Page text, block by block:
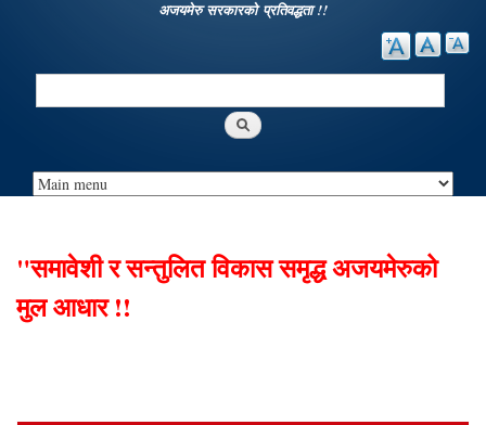
अजयमेरु सरकारको प्रतिवद्धता !!
Search
"समावेशी र सन्तुलित विकास समृद्ध अजयमेरुको
मुल आधार !!